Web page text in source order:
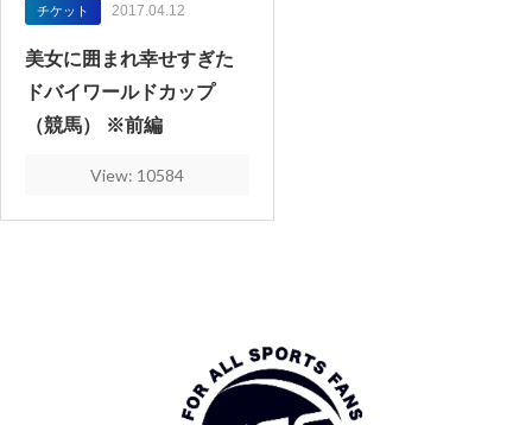
チケット 2017.04.12
美女に囲まれ幸せすぎた
ドバイワールドカップ
（競馬） ※前編
View: 10584